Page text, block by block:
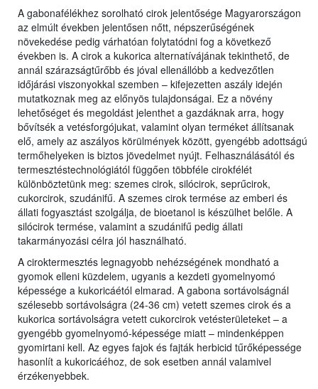
A gabonafélékhez sorolható cirok jelentősége Magyarországon
az elmúlt években jelentősen nőtt, népszerűségének
növekedése pedig várhatóan folytatódni fog a következő
években is. A cirok a kukorica alternatívájának tekinthető, de
annál szárazságtűrőbb és jóval ellenállóbb a kedvezőtlen
időjárási viszonyokkal szemben – kifejezetten aszály idején
mutatkoznak meg az előnyös tulajdonságai. Ez a növény
lehetőséget és megoldást jelenthet a gazdáknak arra, hogy
bővítsék a vetésforgójukat, valamint olyan terméket állítsanak
elő, amely az aszályos körülmények között, gyengébb adottságú
termőhelyeken is biztos jövedelmet nyújt. Felhasználásától és
termesztéstechnológiától függően többféle cirokfélét
különböztetünk meg: szemes cirok, silócirok, seprűcirok,
cukorcirok, szudánifű. A szemes cirok termése az emberi és
állati fogyasztást szolgálja, de bioetanol is készülhet belőle. A
silócirok termése, valamint a szudánifű pedig állati
takarmányozási célra jól használható.
A ciroktermesztés legnagyobb nehézségének mondható a
gyomok elleni küzdelem, ugyanis a kezdeti gyomelnyomó
képessége a kukoricáétól elmarad. A gabona sortávolságnál
szélesebb sortávolságra (24-36 cm) vetett szemes cirok és a
kukorica sortávolságra vetett cukorcirok vetésterületeket – a
gyengébb gyomelnyomó-képessége miatt – mindenképpen
gyomirtani kell. Az egyes fajok és fajták herbicid tűrőképessége
hasonlít a kukoricáéhoz, de sok esetben annál valamivel
érzékenyebbek.